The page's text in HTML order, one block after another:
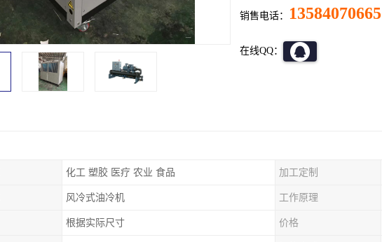
销售电话： 13584070665
在线QQ：
化工 塑胶 医疗 农业 食品 加工定制
风冷式油冷机 工作原理
根据实际尺寸 价格